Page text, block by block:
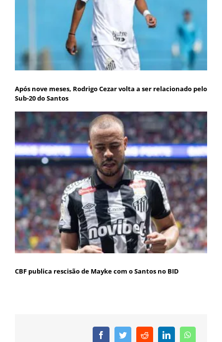
Após nove meses, Rodrigo Cezar volta a ser relacionado pelo
Sub-20 do Santos
CBF publica rescisão de Mayke com o Santos no BID
FacebookTwitterRedditLinkedIn